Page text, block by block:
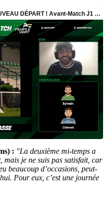
: "La deuxième mi-temps a
mais je ne suis pas satisfait, car
beaucoup d’occasions, peut-
Pour eux, c’est une journée